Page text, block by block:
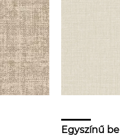
Egyszínű